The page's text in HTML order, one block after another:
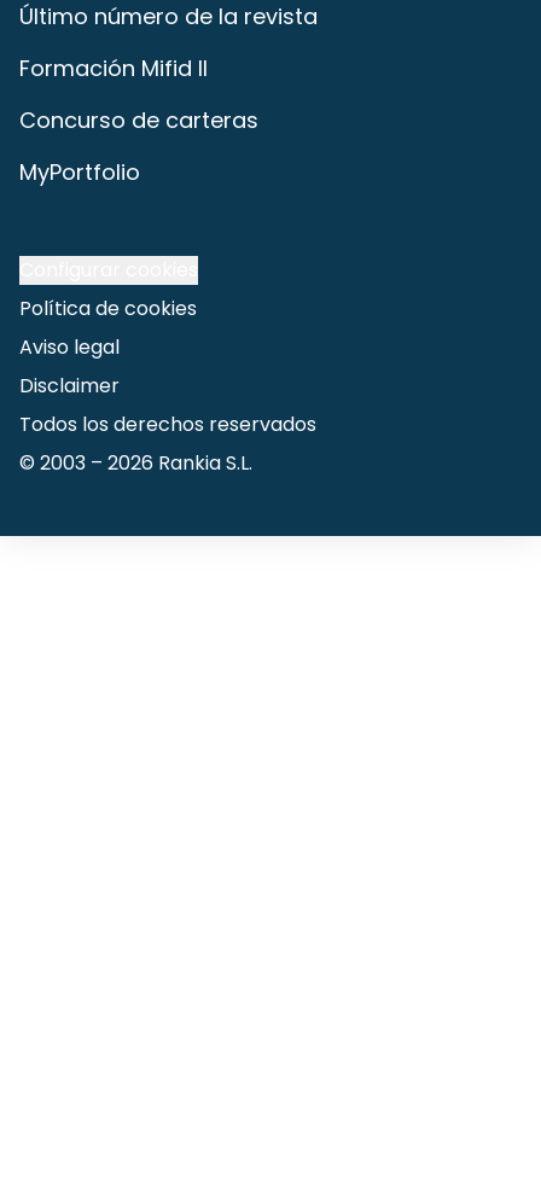
Último número de la revista
Formación Mifid II
Concurso de carteras
MyPortfolio
Política de cookies
Aviso legal
Disclaimer
Todos los derechos reservados
© 2003 – 2026 Rankia S.L.